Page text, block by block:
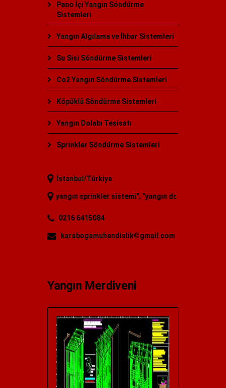
Pano İçi Yangın Söndürme
Sistemleri
Yangın Algılama ve İhbar Sistemleri
Su Sisi Söndürme Sistemleri
Co2 Yangın Söndürme Sistemleri
Köpüklü Söndürme Sistemleri
Yangın Dolabı Tesisatı
Sprinkler Söndürme Sistemleri
İstanbul/Türkiye
yangın sprinkler sistemi"; "yangın dolabı satışı"; "
0216 6415084
karabogamuhendislik©gmail.com
Yangın Merdiveni